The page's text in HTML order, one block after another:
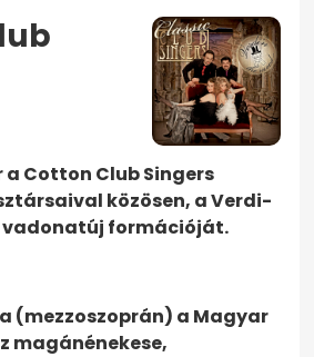
a Cotton Club Singers
közösen, a Verdi-
vadonatúj formációját.
(mezzoszoprán) a Magyar
magánénekese,